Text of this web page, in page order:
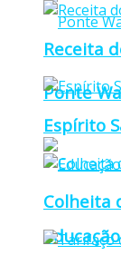
Ponte
Receita
Espírito
Colheita